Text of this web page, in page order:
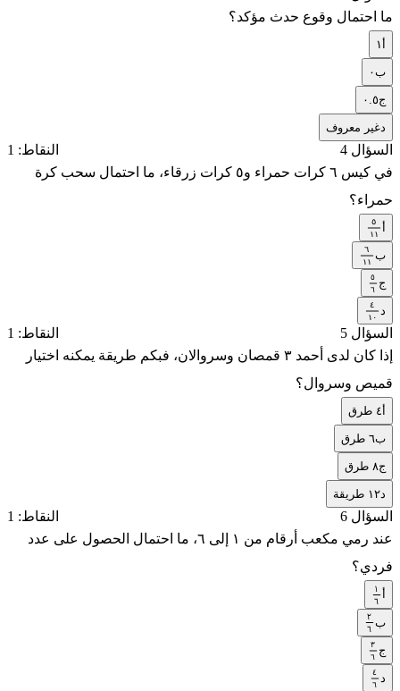
ما احتمال وقوع حدث مؤكد؟
١
ب٠
ج٠.٥
غير معروف
السؤال 4
النقاط: 1
في كيس ٦ كرات حمراء و٥ كرات زرقاء، ما احتمال سحب كرة
حمراء؟
١ ١ ٥ ١
١
ب
١ ١ ٦١
١ ج ٦٥
٦
١ ٠ ٤١
٠
السؤال 5
النقاط: 1
إذا كان لدى أحمد ٣ قمصان وسروالان، فبكم طريقة يمكنه اختيار
قميص وسروال؟
٤ طرق
ب٦ طرق
ج٨ طرق
١٢ طريقة
السؤال 6
النقاط: 1
عند رمي مكعب أرقام من ١ إلى ٦، ما احتمال الحصول على عدد
فردي؟
١
٦١
٦
ب ٦
٢
٦ ج ٦٣
٦
٦٤